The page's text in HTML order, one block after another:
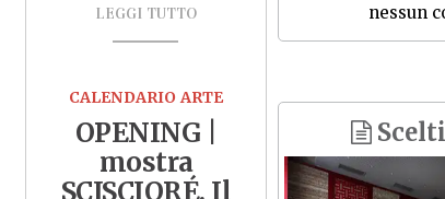
LEGGI TUTTO
CALENDARIO ARTE
OPENING |
mostra
SCISCIORÉ. Il
nessun